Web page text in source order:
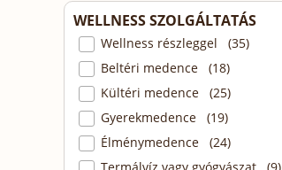
WELLNESS SZOLGÁLTATÁS
Wellness részleggel (35)
Beltéri medence (18)
Kültéri medence (25)
Gyerekmedence (19)
Élménymedence (24)